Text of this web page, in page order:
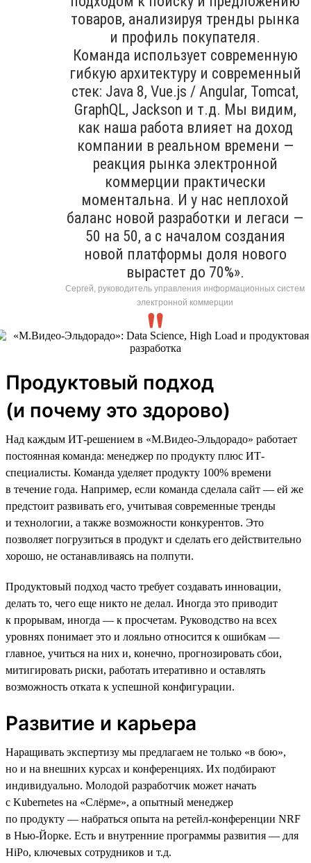
товаров, анализируя тренды рынка
и профиль покупателя.
Команда использует современную
гибкую архитектуру и современный
стек: Java 8, Vue.js / Angular, Tomcat,
GraphQL, Jackson и т.д. Мы видим,
как наша работа влияет на доход
компании в реальном времени —
реакция рынка электронной
коммерции практически
моментальна. И у нас неплохой
баланс новой разработки и легаси —
50 на 50, а с началом создания
новой платформы доля нового
вырастет до 70%».
Сергей, руководитель управления информационных систем
электронной коммерции
Продуктовый подход
(и почему это здорово)
Над каждым ИТ-решением в «М.Видео-Эльдорадо» работает
постоянная команда: менеджер по продукту плюс ИТ-
специалисты. Команда уделяет продукту 100% времени
в течение года. Например, если команда сделала сайт — ей же
предстоит развивать его, учитывая современные тренды
и технологии, а также возможности конкурентов. Это
позволяет погрузиться в продукт и сделать его действительно
хорошо, не останавливаясь на полпути.
Продуктовый подход часто требует создавать инновации,
делать то, чего еще никто не делал. Иногда это приводит
к прорывам, иногда — к просчетам. Руководство на всех
уровнях понимает это и лояльно относится к ошибкам —
главное, учиться на них и, конечно, прогнозировать сбои,
митигировать риски, работать итеративно и оставлять
возможность отката к успешной конфигурации.
Развитие и карьера
Наращивать экспертизу мы предлагаем не только «в бою»,
но и на внешних курсах и конференциях. Их подбирают
индивидуально. Молодой разработчик может начать
с Kubernetes на «Слёрме», а опытный менеджер
по продукту — набраться опыта на ретейл-конференции NRF
в Нью-Йорке. Есть и внутренние программы развития — для
HiPo, ключевых сотрудников и т.д.